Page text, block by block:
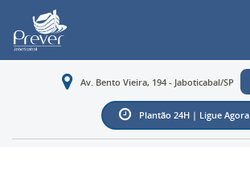
Av. Bento Vieira, 194 - Jaboticabal/SP
Plantão 24H | Ligue Agora